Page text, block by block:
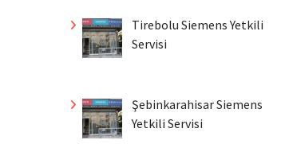
Tirebolu Siemens Yetkili
Servisi
Şebinkarahisar Siemens
Yetkili Servisi